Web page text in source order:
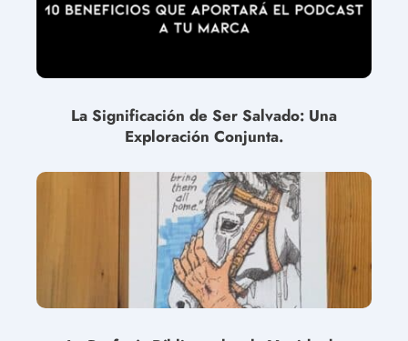
La Significación de Ser Salvado: Una
Exploración Conjunta.